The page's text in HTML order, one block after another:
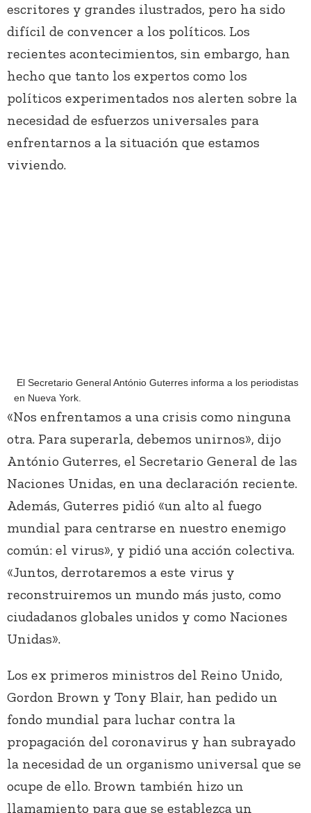
escritores y grandes ilustrados, pero ha sido
difícil de convencer a los políticos. Los
recientes acontecimientos, sin embargo, han
hecho que tanto los expertos como los
políticos experimentados nos alerten sobre la
necesidad de esfuerzos universales para
enfrentarnos a la situación que estamos
viviendo.
El Secretario General António Guterres informa a los periodistas
en Nueva York.
«Nos enfrentamos a una crisis como ninguna
otra. Para superarla, debemos unirnos», dijo
António Guterres, el Secretario General de las
Naciones Unidas, en una declaración reciente.
Además, Guterres pidió «un alto al fuego
mundial para centrarse en nuestro enemigo
común: el virus», y pidió una acción colectiva.
«Juntos, derrotaremos a este virus y
reconstruiremos un mundo más justo, como
ciudadanos globales unidos y como Naciones
Unidas».
Los ex primeros ministros del Reino Unido,
Gordon Brown y Tony Blair, han pedido un
fondo mundial para luchar contra la
propagación del coronavirus y han subrayado
la necesidad de un organismo universal que se
ocupe de ello. Brown también hizo un
llamamiento para que se establezca un